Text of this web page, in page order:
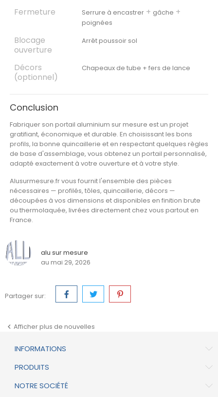
Fermeture Serrure à encastrer + gâche +
poignées
Blocage
ouverture
Arrêt poussoir sol
Décors
(optionnel)
Chapeaux de tube + fers de lance
Conclusion
Fabriquer son portail aluminium sur mesure est un projet
gratifiant, économique et durable. En choisissant les bons
profils, la bonne quincaillerie et en respectant quelques règles
de base d'assemblage, vous obtenez un portail personnalisé,
adapté exactement à votre ouverture et à votre style.
Alusurmesure.fr vous fournit l'ensemble des pièces
nécessaires — profilés, tôles, quincaillerie, décors —
découpées à vos dimensions et disponibles en finition brute
ou thermolaquée, livrées directement chez vous partout en
France.
alu sur mesure
au mai 29, 2026
Partager sur:
 Afficher plus de nouvelles
INFORMATIONS
PRODUITS
NOTRE SOCIÉTÉ